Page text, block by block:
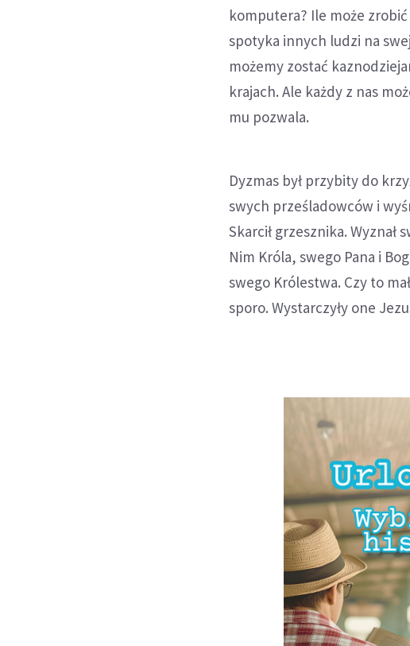
komputera? Ile może
spotyka innych ludzi na
możemy zostać
krajach. Ale każdy z nas
mu pozwala.
Dyzmas był przybity do
swych prześladowców i
Skarcił grzesznika. Wyznał
Nim Króla, swego Pana i
swego Królestwa. Czy to
sporo. Wystarczyły one